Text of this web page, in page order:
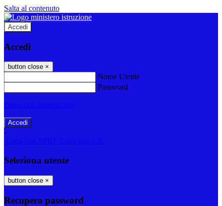
Salta al contenuto
Accedi
Accedi
button close ×
Nome Utente
Password
-
Seleziona utente
button close ×
Recupero password